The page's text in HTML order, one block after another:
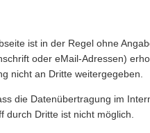
ist in der Regel ohne
oder eMail-Adressen)
nicht an Dritte weitergegeben.
die Datenübertragung im
durch Dritte ist nicht möglich.